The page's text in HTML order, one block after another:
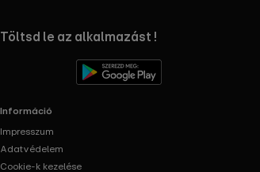
RTL+ useful links.
Töltsd le az alkalmazást !
Információ
Impresszum
Adatvédelem
Cookie-k kezelése